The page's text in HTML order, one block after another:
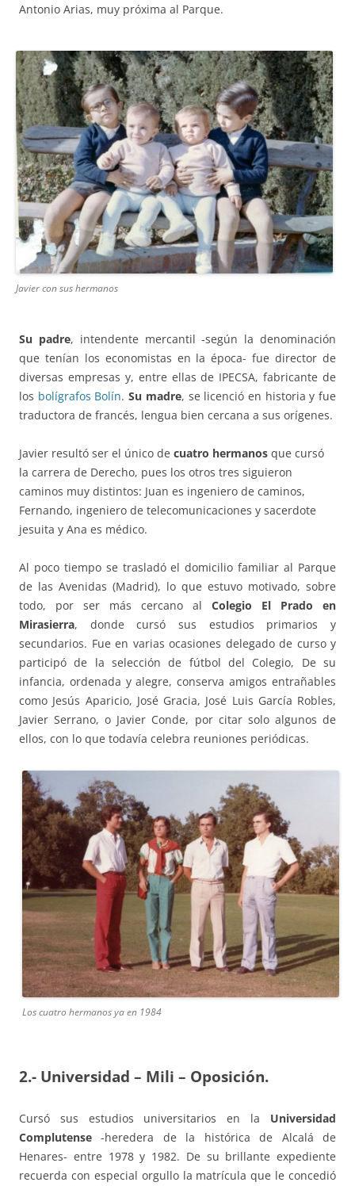
Antonio Arias, muy próxima al Parque.
Javier con sus hermanos
Su padre, intendente mercantil -según la denominación
que tenían los economistas en la época- fue director de
diversas empresas y, entre ellas de IPECSA, fabricante de
los bolígrafos Bolín.Su madre, se licenció en historia y fue
traductora de francés, lengua bien cercana a sus orígenes.
Javier resultó ser el único de cuatro hermanos que cursó
la carrera de Derecho, pues los otros tres siguieron
caminos muy distintos: Juan es ingeniero de caminos,
Fernando, ingeniero de telecomunicaciones y sacerdote
jesuita y Ana es médico.
Al poco tiempo se trasladó el domicilio familiar al Parque
de las Avenidas (Madrid), lo que estuvo motivado, sobre
todo, por ser más cercano al Colegio El Prado en
Mirasierra, donde cursó sus estudios primarios y
secundarios. Fue en varias ocasiones delegado de curso y
participó de la selección de fútbol del Colegio, De su
infancia, ordenada y alegre, conserva amigos entrañables
como Jesús Aparicio, José Gracia, José Luis García Robles,
Javier Serrano, o Javier Conde, por citar solo algunos de
ellos, con lo que todavía celebra reuniones periódicas.
Los cuatro hermanos ya en 1984
2.- Universidad – Mili – Oposición.
Cursó sus estudios universitarios en la Universidad
Complutense -heredera de la histórica de Alcalá de
Henares- entre 1978 y 1982. De su brillante expediente
recuerda con especial orgullo la matrícula que le concedió